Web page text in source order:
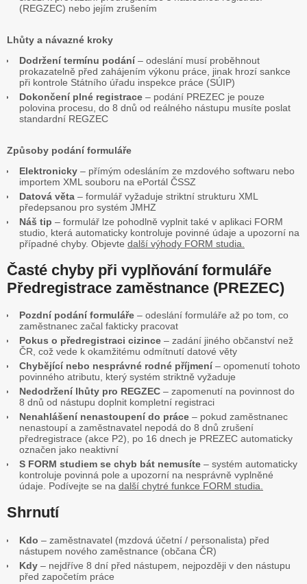
(REGZEC) nebo jejím zrušením
Lhůty a návazné kroky
Dodržení termínu podání– odeslání musí proběhnout
prokazatelně před zahájením výkonu práce, jinak hrozí sankce
při kontrole Státního úřadu inspekce práce (SÚIP)
Dokončení plné registrace – podání PREZEC je pouze
polovina procesu, do 8 dnů od reálného nástupu musíte poslat
standardní REGZEC
Způsoby podání formuláře
Elektronicky – přímým odesláním ze mzdového softwaru nebo
importem XML souboru na ePortál ČSSZ
Datová věta – formulář vyžaduje striktní strukturu XML
předepsanou pro systém JMHZ
Náš tip – formulář lze pohodlně vyplnit také v aplikaci FORM
studio, která automaticky kontroluje povinné údaje a upozorní na
případné chyby. Objevte další výhody FORM studia.
Časté chyby při vyplňování formuláře
Předregistrace zaměstnance (PREZEC)
Pozdní podání formuláře – odeslání formuláře až po tom, co
zaměstnanec začal fakticky pracovat
Pokus o předregistraci cizince – zadání jiného občanství než
ČR, což vede k okamžitému odmítnutí datové věty
Chybějící nebo nesprávné rodné příjmení– opomenutí tohoto
povinného atributu, který systém striktně vyžaduje
Nedodržení lhůty pro REGZEC – zapomenutí na povinnost do
8 dnů od nástupu doplnit kompletní registraci
Nenahlášení nenastoupení do práce – pokud zaměstnanec
nenastoupí a zaměstnavatel nepodá do 8 dnů zrušení
předregistrace (akce P2), po 16 dnech je PREZEC automaticky
označen jako neaktivní
S FORM studiem se chyb bát nemusíte – systém automaticky
kontroluje povinná pole a upozorní na nesprávně vyplněné
údaje. Podívejte se na další chytré funkce FORM studia.
Shrnutí
Kdo – zaměstnavatel (mzdová účetní / personalista) před
nástupem nového zaměstnance (občana ČR)
Kdy – nejdříve 8 dní před nástupem, nejpozději v den nástupu
před započetím práce